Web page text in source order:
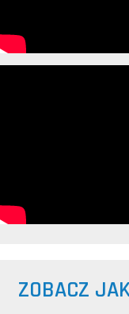
ZOBACZ